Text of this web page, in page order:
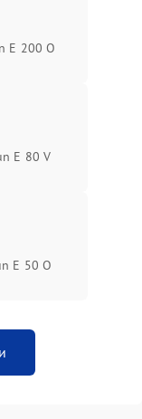
E 200 O
E 80 V
E 50 O